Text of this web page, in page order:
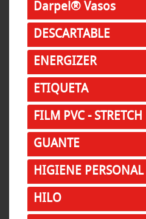
Darpel® Vasos
DESCARTABLE
ENERGIZER
ETIQUETA
FILM PVC - STRETCH
GUANTE
HIGIENE PERSONAL
HILO